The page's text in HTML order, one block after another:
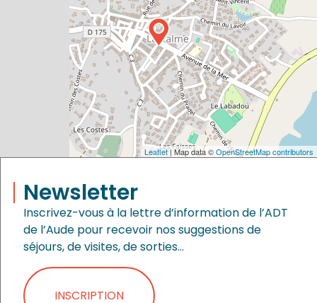
Leaflet| Map data ©OpenStreetMap contributors
Newsletter
Inscrivez-vous à la lettre d’information de l’ADT
de l’Aude pour recevoir nos suggestions de
séjours, de visites, de sorties…
INSCRIPTION